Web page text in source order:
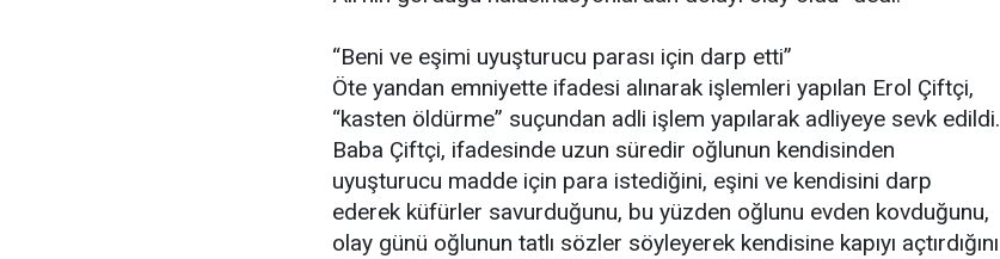
“Beni ve eşimi uyuşturucu parası için darp etti”
Öte yandan emniyette ifadesi alınarak işlemleri yapılan Erol Çiftçi,
“kasten öldürme” suçundan adli işlem yapılarak adliyeye sevk edildi.
Baba Çiftçi, ifadesinde uzun süredir oğlunun kendisinden
uyuşturucu madde için para istediğini, eşini ve kendisini darp
ederek küfürler savurduğunu, bu yüzden oğlunu evden kovduğunu,
olay günü oğlunun tatlı sözler söyleyerek kendisine kapıyı açtırdığını